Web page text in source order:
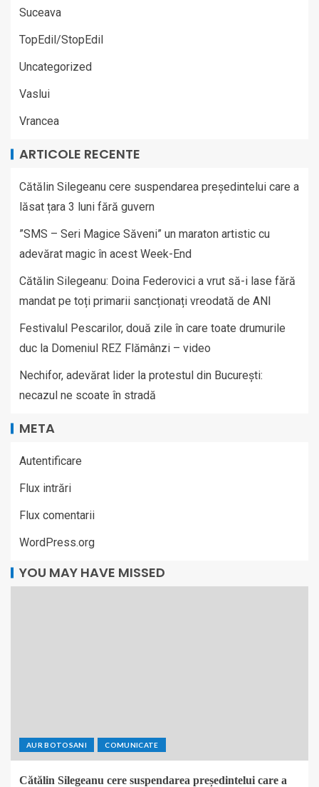
Suceava
TopEdil/StopEdil
Uncategorized
Vaslui
Vrancea
ARTICOLE RECENTE
Cătălin Silegeanu cere suspendarea președintelui care a
lăsat țara 3 luni fără guvern
”SMS – Seri Magice Săveni” un maraton artistic cu
adevărat magic în acest Week-End
Cătălin Silegeanu: Doina Federovici a vrut să-i lase fără
mandat pe toți primarii sancționați vreodată de ANI
Festivalul Pescarilor, două zile în care toate drumurile
duc la Domeniul REZ Flămânzi – video
Nechifor, adevărat lider la protestul din București:
necazul ne scoate în stradă
META
Autentificare
Flux intrări
Flux comentarii
WordPress.org
YOU MAY HAVE MISSED
AUR BOTOSANI COMUNICATE
Cătălin Silegeanu cere suspendarea președintelui care a